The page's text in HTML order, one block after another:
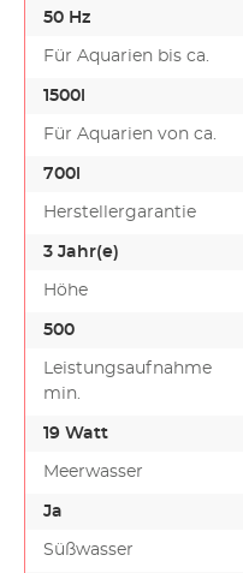
50 Hz
Für Aquarien bis ca.
1500l
Für Aquarien von ca.
700l
Herstellergarantie
3 Jahr(e)
Höhe
500
Leistungsaufnahme
min.
19 Watt
Meerwasser
Ja
Süßwasser